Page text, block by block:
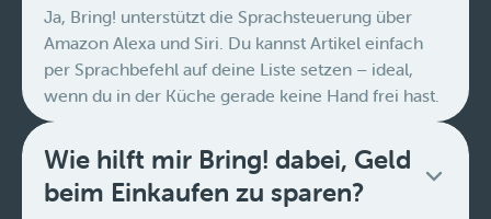
Ja, Bring! unterstützt die Sprachsteuerung über
Amazon Alexa und Siri. Du kannst Artikel einfach
per Sprachbefehl auf deine Liste setzen – ideal,
wenn du in der Küche gerade keine Hand frei hast.
Wie hilft mir Bring! dabei, Geld
beim Einkaufen zu sparen?